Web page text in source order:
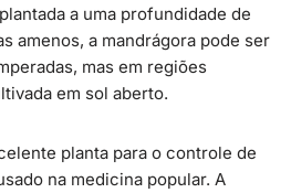
a uma profundidade de
amenos, a mandrágora pode ser
mas em regiões
em sol aberto.
planta para o controle de
na medicina popular. A